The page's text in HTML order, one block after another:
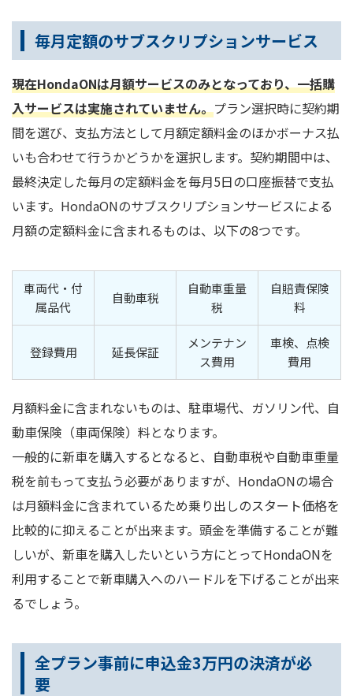
毎月定額のサブスクリプションサービス
現在HondaONは月額サービスのみとなっており、一括購
入サービスは実施されていません。プラン選択時に契約期
間を選び、支払方法として月額定額料金のほかボーナス払
いも合わせて行うかどうかを選択します。契約期間中は、
最終決定した毎月の定額料金を毎月5日の口座振替で支払
います。HondaONのサブスクリプションサービスによる
月額の定額料金に含まれるものは、以下の8つです。
車両代・付
属品代
自動車税
自動車重量
税
自賠責保険
料
登録費用 延長保証
メンテナン
ス費用
車検、点検
費用
月額料金に含まれないものは、駐車場代、ガソリン代、自
動車保険（車両保険）料となります。
一般的に新車を購入するとなると、自動車税や自動車重量
税を前もって支払う必要がありますが、HondaONの場合
は月額料金に含まれているため乗り出しのスタート価格を
比較的に抑えることが出来ます。頭金を準備することが難
しいが、新車を購入したいという方にとってHondaONを
利用することで新車購入へのハードルを下げることが出来
るでしょう。
全プラン事前に申込金3万円の決済が必
要